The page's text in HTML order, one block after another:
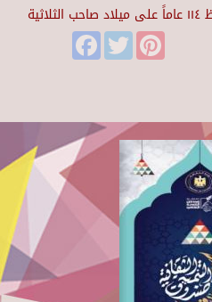
FacebookTwitter